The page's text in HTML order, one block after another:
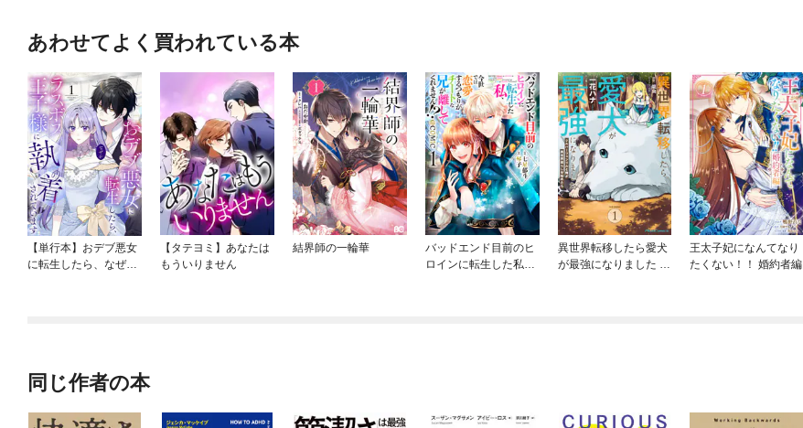
あわせてよく買われている本
【単行本】おデブ悪女
に転生したら、なぜか
【タテヨミ】あなたは
もういりません
結界師の一輪華
バッドエンド目前のヒ
ロインに転生した私、
異世界転移したら愛犬
が最強になりました ～
王太子妃になんてなり
たくない！！ 婚約者編
同じ作者の本